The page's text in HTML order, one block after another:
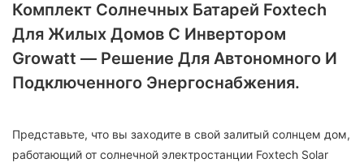
Комплект Солнечных Батарей Foxtech
Для Жилых Домов С Инвертором
Growatt — Решение Для Автономного И
Подключенного Энергоснабжения.
Представьте, что вы заходите в свой залитый солнцем дом,
работающий от солнечной электростанции Foxtech Solar